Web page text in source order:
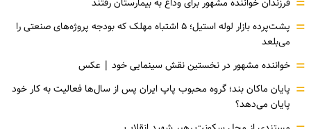
فرزندان خواننده مشهور برای وداع به بیمارستان رفتند
=
پشت‌پرده بازار لوله استیل؛ ۵ اشتباه مهلک که بودجه پروژه‌های صنعتی را
می‌بلعد
= خواننده مشهور در نخستین نقش سینمایی خود |‌ عکس
= پایان ماکان بند؛ گروه محبوب پاپ ایران پس از سال‌ها فعالیت به کار خود
پایان می‌دهد؟